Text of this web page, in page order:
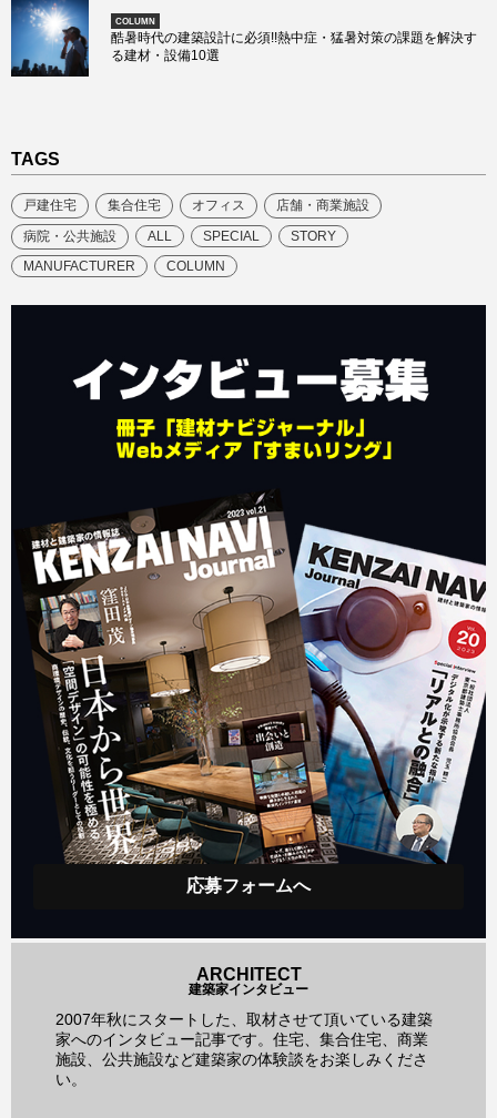
COLUMN
酷暑時代の建築設計に必須!!熱中症・猛暑対策の課題を解決す
る建材・設備10選
TAGS
戸建住宅 集合住宅 オフィス
店舗・商業施設
病院・公共施設
ALL SPECIAL
STORY
MANUFACTURER
COLUMN
応募フォームへ
ARCHITECT
建築家インタビュー
2007年秋にスタートした、取材させて頂いている建築
家へのインタビュー記事です。住宅、集合住宅、商業
施設、公共施設など建築家の体験談をお楽しみくださ
い。